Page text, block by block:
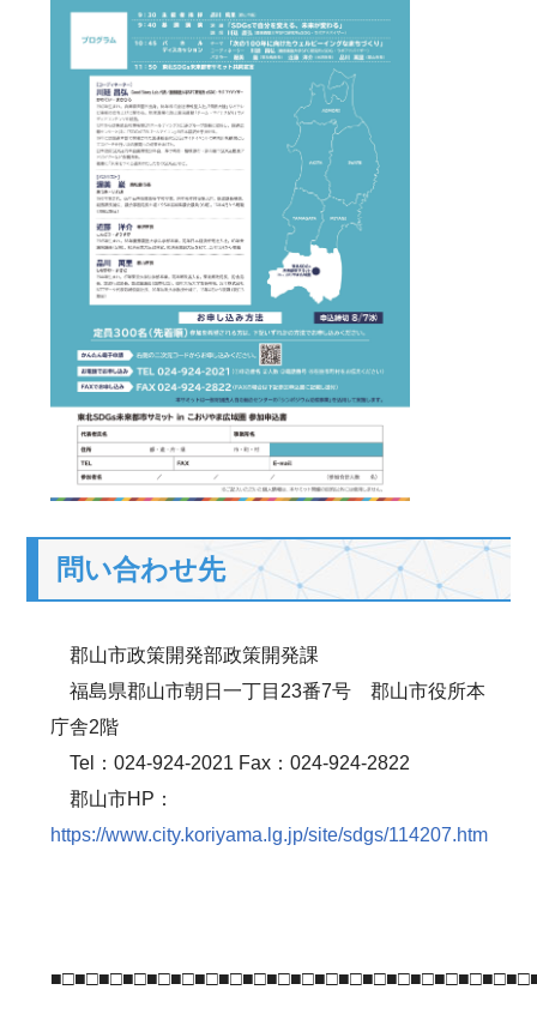
問い合わせ先
郡山市政策開発部政策開発課
福島県郡山市朝日一丁目23番7号 郡山市役所本
庁舎2階
Tel：024-924-2021 Fax：024-924-2822
郡山市HP：
https://www.city.koriyama.lg.jp/site/sdgs/114207.htm